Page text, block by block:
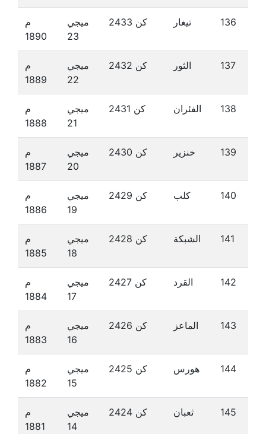
م
1890
ميجي
23
كن 2433 تيغار 136
م
1889
ميجي
22
كن 2432 الثور 137
م
1888
ميجي
21
كن 2431 الفئران 138
م
1887
ميجي
20
كن 2430 خنزير 139
م
1886
ميجي
19
كن 2429 كلب 140
م
1885
ميجي
18
كن 2428 الشبكة 141
م
1884
ميجي
17
كن 2427 القرد 142
م
1883
ميجي
16
كن 2426 الماعز 143
م
1882
ميجي
15
كن 2425 هورس 144
م
1881
ميجي
14
كن 2424 ثعبان 145